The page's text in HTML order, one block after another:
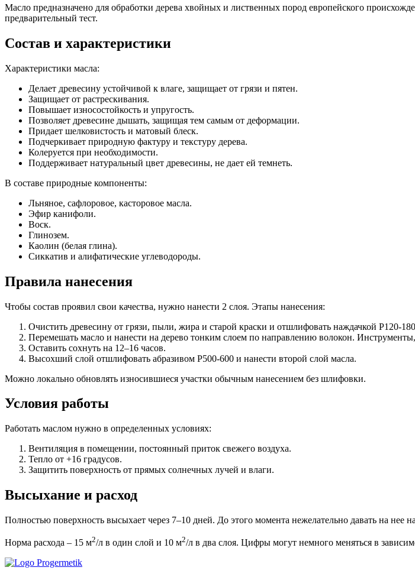
Масло предназначено для обработки дерева хвойных и лиственных пород европейского
предварительный тест.
Состав и характеристики
Характеристики масла:
Делает древесину устойчивой к влаге, защищает от грязи и пятен.
Защищает от растрескивания.
Повышает износостойкость и упругость.
Позволяет древесине дышать, защищая тем самым от деформации.
Придает шелковистость и матовый блеск.
Подчеркивает природную фактуру и текстуру дерева.
Колеруется при необходимости.
Поддерживает натуральный цвет древесины, не дает ей темнеть.
В составе природные компоненты:
Льняное, сафлоровое, касторовое масла.
Эфир канифоли.
Воск.
Глинозем.
Каолин (белая глина).
Сиккатив и алифатические углеводороды.
Правила нанесения
Чтобы состав проявил свои качества, нужно нанести 2 слоя. Этапы нанесения:
Очистить древесину от грязи, пыли, жира и старой краски и отшлифовать наждачкой Р120-
Перемешать масло и нанести на дерево тонким слоем по направлению волокон.
Оставить сохнуть на 12–16 часов.
Высохший слой отшлифовать абразивом Р500-600 и нанести второй слой масла.
Можно локально обновлять износившиеся участки обычным нанесением без шлифовки.
Условия работы
Работать маслом нужно в определенных условиях:
Вентиляция в помещении, постоянный приток свежего воздуха.
Тепло от +16 градусов.
Защитить поверхность от прямых солнечных лучей и влаги.
Высыхание и расход
Полностью поверхность высыхает через 7–10 дней. До этого момента нежелательно давать на нее
Норма расхода – 15 м2/л в один слой и 10 м2/л в два слоя. Цифры могут немного меняться в